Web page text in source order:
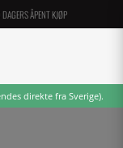
ÅPENT KJØP
direkte fra Sverige).